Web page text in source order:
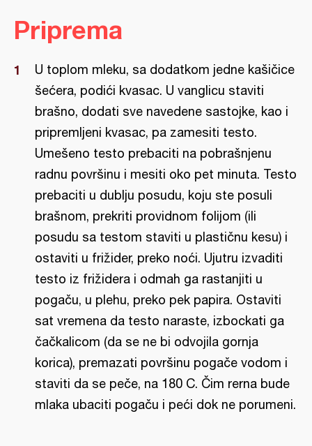
Priprema
U toplom mleku, sa dodatkom jedne kašičice
šećera, podići kvasac. U vanglicu staviti
brašno, dodati sve navedene sastojke, kao i
pripremljeni kvasac, pa zamesiti testo.
Umešeno testo prebaciti na pobrašnjenu
radnu površinu i mesiti oko pet minuta. Testo
prebaciti u dublju posudu, koju ste posuli
brašnom, prekriti providnom folijom (ili
posudu sa testom staviti u plastičnu kesu) i
ostaviti u frižider, preko noći. Ujutru izvaditi
testo iz frižidera i odmah ga rastanjiti u
pogaču, u plehu, preko pek papira. Ostaviti
sat vremena da testo naraste, izbockati ga
čačkalicom (da se ne bi odvojila gornja
korica), premazati površinu pogače vodom i
staviti da se peče, na 180 C. Čim rerna bude
mlaka ubaciti pogaču i peći dok ne porumeni.